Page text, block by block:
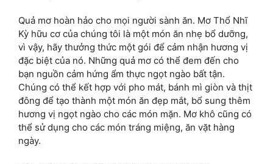
Quả mơ hoàn hảo cho mọi người sành ăn. Mơ Thổ Nhĩ
Kỳ hữu cơ của chúng tôi là một món ăn nhẹ bổ dưỡng,
vì vậy, hãy thưởng thức một gói để cảm nhận hương vị
đặc biệt của nó. Những quả mơ có thể đem đến cho
bạn nguồn cảm hứng ẩm thực ngọt ngào bất tận.
Chúng có thể kết hợp với pho mát, bánh mì giòn và thịt
đông để tạo thành một món ăn đẹp mắt, bổ sung thêm
hương vị ngọt ngào cho các món mặn. Mơ khô cũng có
thể sử dụng cho các món tráng miệng, ăn vặt hàng
ngày.